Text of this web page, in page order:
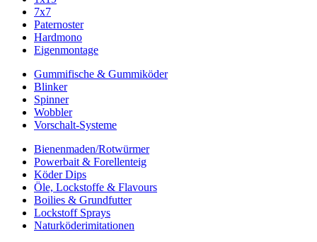
7x7
Paternoster
Hardmono
Eigenmontage
Gummifische & Gummiköder
Blinker
Spinner
Wobbler
Vorschalt-Systeme
Bienenmaden/Rotwürmer
Powerbait & Forellenteig
Köder Dips
Öle, Lockstoffe & Flavours
Boilies & Grundfutter
Lockstoff Sprays
Naturköderimitationen